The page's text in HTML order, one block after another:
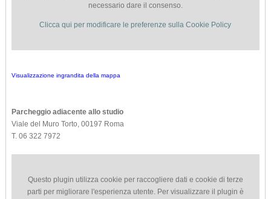
necessario dare il consenso.
Clicca qui per modificare le preferenze sulla Cookie Policy
Visualizzazione ingrandita della mappa
Parcheggio adiacente allo studio
Viale del Muro Torto, 00197 Roma
T. 06 322 7972
Questo plugin utilizza cookie per raccogliere dati e cookie di terze
parti per migliorare l'esperienza utente. Per visualizzare il plugin è